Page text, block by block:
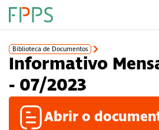
Biblioteca de Documentos
Informativo
- 07/2023
Abrir o